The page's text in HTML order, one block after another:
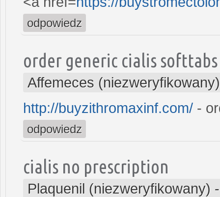
odpowiedz
order generic cialis softtabs
Affemeces (niezweryfikowany)
http://buyzithromaxinf.com/ -
odpowiedz
cialis no prescription
Plaquenil (niezweryfikowany)